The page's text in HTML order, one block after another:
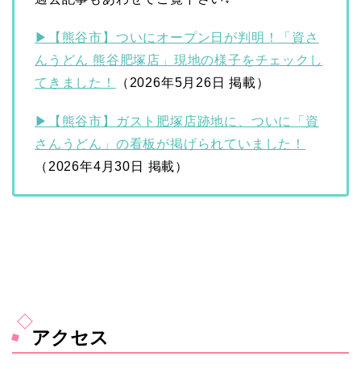
▶【熊谷市】ついにオープン日が判明！「資さ
んうどん 熊谷肥塚店」現地の様子をチェックし
てきました！
（2026年5月26日 掲載）
▶【熊谷市】ガスト肥塚店跡地に、ついに「資
さんうどん」の看板が掲げられていました！
（2026年4月30日 掲載）
アクセス